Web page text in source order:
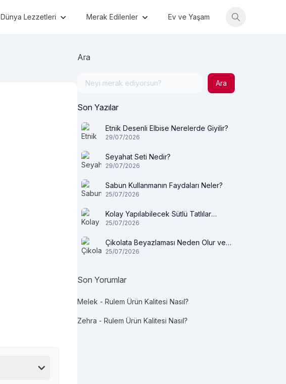
Dünya Lezzetleri Merak Edilenler Ev ve Yaşam
Ara
Ara
Son Yazılar
Etnik Desenli Elbise Nerelerde Giyilir?
29/07/2026
Seyahat Seti Nedir?
29/07/2026
Sabun Kullanmanın Faydaları Neler?
25/07/2026
Kolay Yapılabilecek Sütlü Tatlılar
Nelerdir?
25/07/2026
Çikolata Beyazlaması Neden Olur ve
Tüketilir mi?
25/07/2026
Son Yorumlar
Melek - Rulem Ürün Kalitesi Nasıl?
Zehra - Rulem Ürün Kalitesi Nasıl?